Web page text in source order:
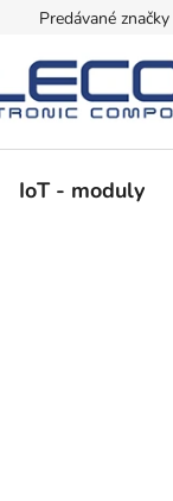
Predávané značky
IoT - moduly